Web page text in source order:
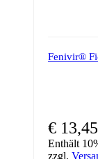
Fenivir®
€ 13,45
Enthält
zzgl.